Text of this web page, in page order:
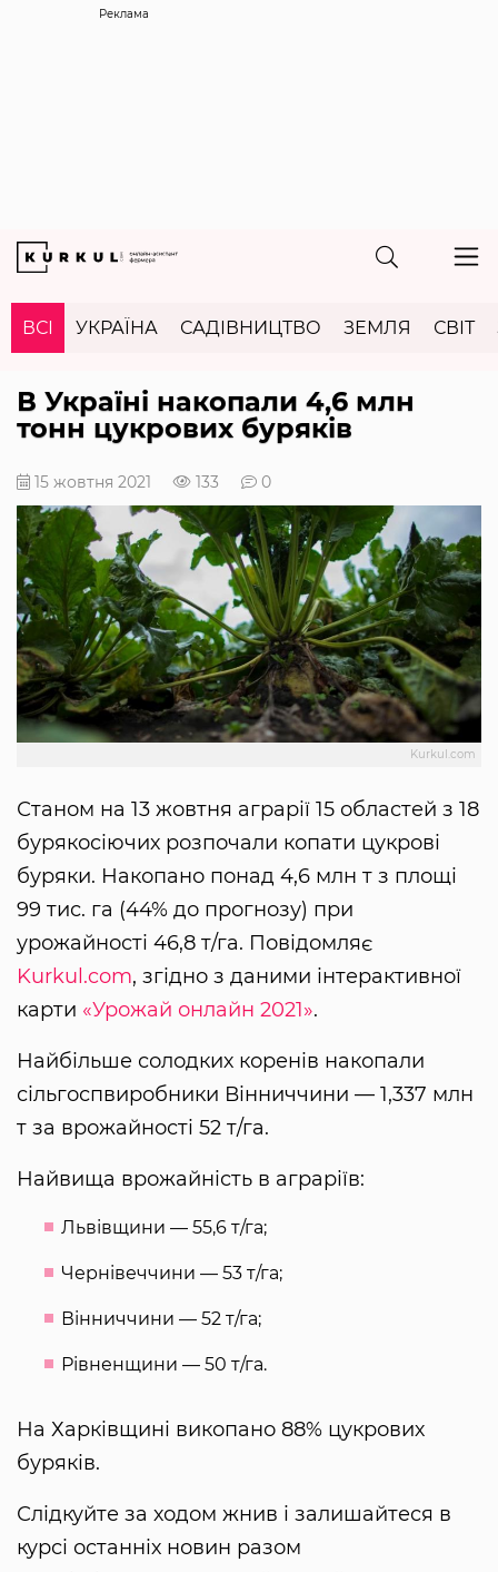
Реклама
ВСІ УКРАЇНА САДІВНИЦТВО ЗЕМЛЯ СВІТ
В Україні накопали 4,6 млн
тонн цукрових буряків
15 жовтня 2021 133 0
Kurkul.com
Станом на 13 жовтня аграрії 15 областей з 18
бурякосіючих розпочали копати цукрові
буряки. Накопано понад 4,6 млн т з площі
99 тис. га (44% до прогнозу) при
урожайності 46,8 т/га. Повідомляє
Kurkul.com, згідно з даними інтерактивної
карти «Урожай онлайн 2021».
Найбільше солодких коренів накопали
сільгоспвиробники Вінниччини — 1,337 млн
т за врожайності 52 т/га.
Найвища врожайність в аграріїв:
Львівщини — 55,6 т/га;
Чернівеччини — 53 т/га;
Вінниччини — 52 т/га;
Рівненщини — 50 т/га.
На Харківщині викопано 88% цукрових
буряків.
Слідкуйте за ходом жнив і залишайтеся в
курсі останніх новин разом